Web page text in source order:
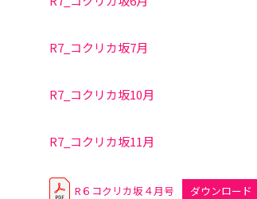
R7_コクリカ坂7月
R7_コクリカ坂10月
R7_コクリカ坂11月
R６コクリカ坂４月号
ダウンロード